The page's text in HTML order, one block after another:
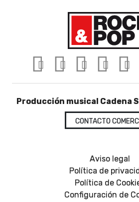
Producción musical Cadena
CONTACTO
Aviso legal
Política de
Política de
Configuración de